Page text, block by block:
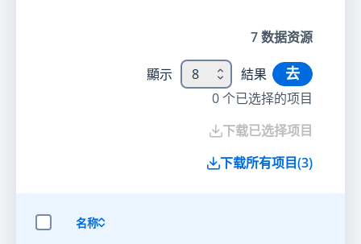
7数据资源
顯示 8 結果 去
0个已选择的项目
下载已选择项目
下载所有项目(3)
名称